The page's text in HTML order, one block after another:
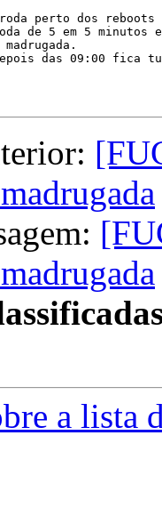
perto dos
de 5 em 5 minutos
das 09:00 fica
a lista